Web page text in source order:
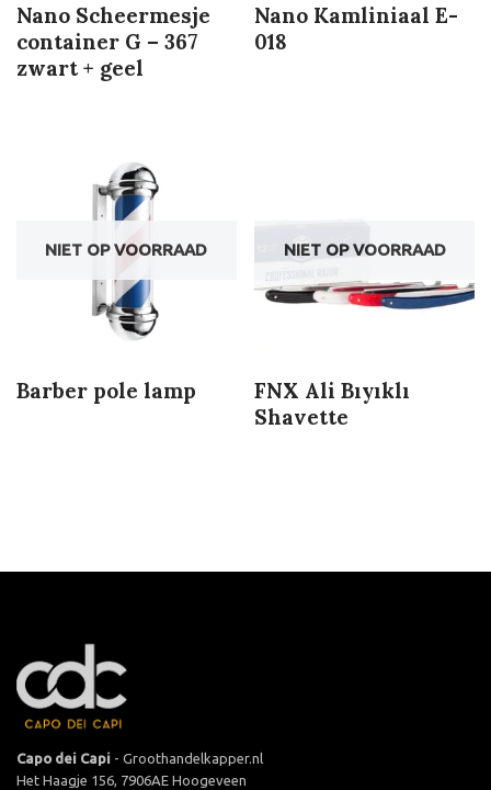
Nano Scheermesje
container G – 367
zwart + geel
Nano Kamliniaal E-
018
NIET OP VOORRAAD
Barber pole lamp
NIET OP VOORRAAD
FNX Ali Bıyıklı
Shavette
Capo dei Capi - Groothandelkapper.nl
Het Haagje 156, 7906AE Hoogeveen